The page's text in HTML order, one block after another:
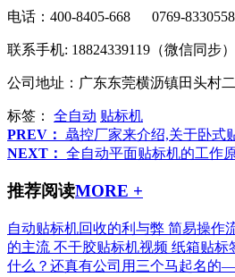
电话：400-8405-668 0769-
联系手机: 18824339119（微信同步）
公司地址：广东东莞横沥镇田头村
标签： 全自动 贴标机
PREV： 骉控厂家来介绍,关于卧式
NEXT： 全自动平面贴标机的工作
推荐阅读MORE +
自动贴标机回收的利与弊 简易操作
的主流 不干胶贴标机视频 纸箱贴标
什么？还真有公司用三个马起名的